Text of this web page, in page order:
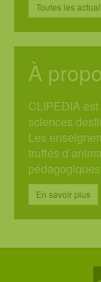
Toutes les
À
CLIPEDIA
sciences
Les
truffés
En savoir plus